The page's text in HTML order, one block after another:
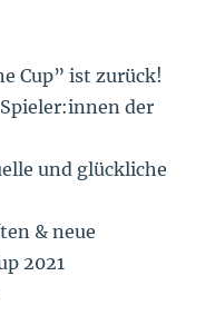
Cup” ist zurück!
der
und glückliche
& neue
2021